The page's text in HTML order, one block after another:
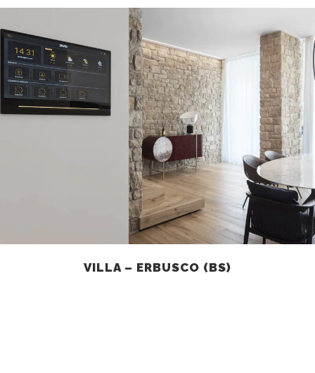
VILLA – ERBUSCO (BS)